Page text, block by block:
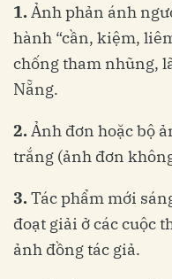
1. Ảnh phản ánh
hành “cần, kiệm,
chống tham nhũng,
Nẵng.
2. Ảnh đơn hoặc bộ
trắng (ảnh đơn
3.Tác phẩm mới
đoạt giải ở các cuộc
ảnh đồng tác giả.